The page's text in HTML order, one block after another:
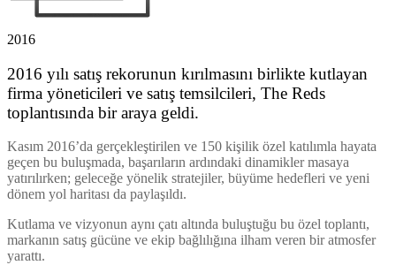
2016
2016 yılı satış rekorunun kırılmasını birlikte kutlayan
firma yöneticileri ve satış temsilcileri, The Reds
toplantısında bir araya geldi.
Kasım 2016’da gerçekleştirilen ve 150 kişilik özel katılımla hayata
geçen bu buluşmada, başarıların ardındaki dinamikler masaya
yatırılırken; geleceğe yönelik stratejiler, büyüme hedefleri ve yeni
dönem yol haritası da paylaşıldı.
Kutlama ve vizyonun aynı çatı altında buluştuğu bu özel toplantı,
markanın satış gücüne ve ekip bağlılığına ilham veren bir atmosfer
yarattı.